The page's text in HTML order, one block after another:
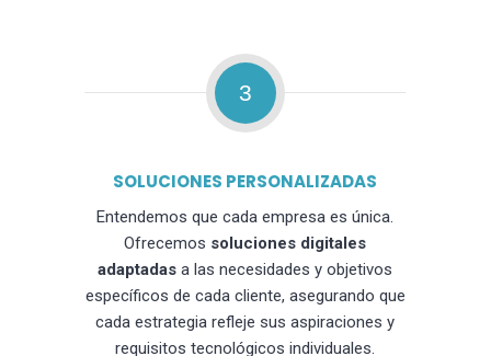
3
SOLUCIONES PERSONALIZADAS
Entendemos que cada empresa es única.
Ofrecemos soluciones digitales
adaptadas a las necesidades y objetivos
específicos de cada cliente, asegurando que
cada estrategia refleje sus aspiraciones y
requisitos tecnológicos individuales.